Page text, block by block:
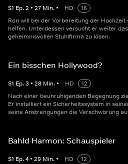
S1 Ep.2 • 27 Min. • HD
16
Ron will bei der Vorbereitung der
helfen. Unterdessen versucht er weiter
geheimnisvollen Stuhlfirma zu lösen.
Ein bisschen Hollywood?
S1 Ep.3 • 28 Min. • HD
12
Nach einer beunruhigenden Begegnung
Er installiert ein Sicherheitssystem in
seine Anstrengungen die Verschwörung
Bahld Harmon: Schauspieler
S1 Ep.4 • 29 Min. • HD
12